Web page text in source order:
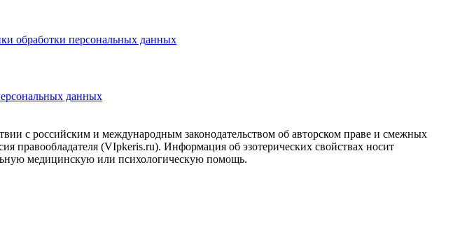
обработки персональных данных
данных
с российским и международным законодательством об авторском праве и смежных
правообладателя (VIpkeris.ru). Информация об эзотерических свойствах носит
медицинскую или психологическую помощь.